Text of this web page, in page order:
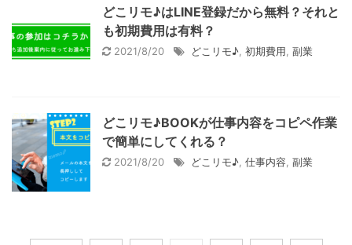
どこリモ♪はLINE登録だから無料？それと
も初期費用は有料？
2021/8/20 どこリモ♪ 初期費用 副業
どこリモ♪BOOKが仕事内容をコピペ作業
で簡単にしてくれる？
2021/8/20 どこリモ♪ 仕事内容 副業